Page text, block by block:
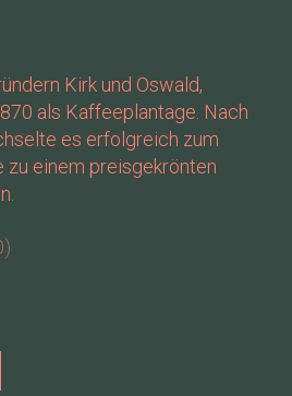
Kirk und Oswald,
als Kaffeeplantage. Nach
es erfolgreich zum
zu einem preisgekrönten
Produkts ist